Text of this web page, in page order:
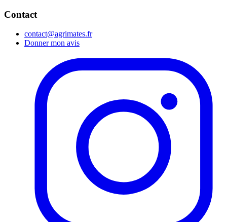
Contact
contact@agrimates.fr
Donner mon avis